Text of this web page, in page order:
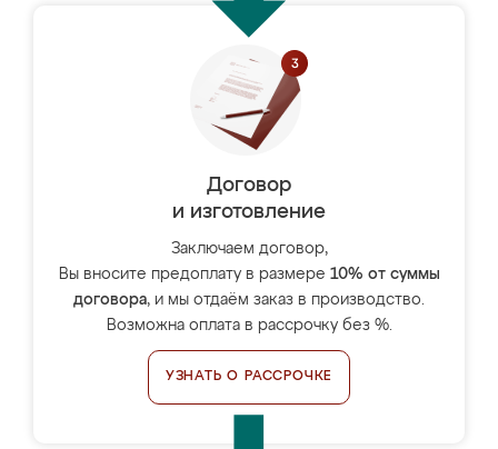
Договор
и изготовление
Заключаем договор,
Вы вносите предоплату в размере 10% от суммы
договора, и мы отдаём заказ в производство.
Возможна оплата в рассрочку без %.
УЗНАТЬ О РАССРОЧКЕ